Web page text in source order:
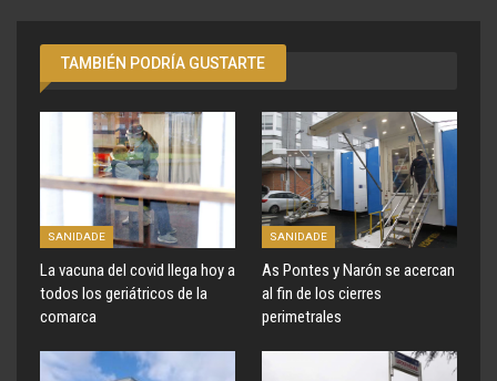
TAMBIÉN PODRÍA GUSTARTE
SANIDADE
La vacuna del covid llega hoy a
todos los geriátricos de la
comarca
SANIDADE
As Pontes y Narón se acercan
al fin de los cierres
perimetrales